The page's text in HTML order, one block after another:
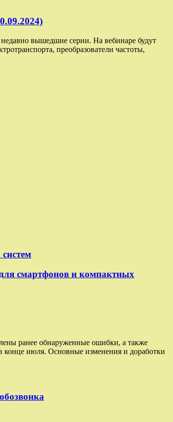
вышедшие серии. На вебинаре будут
преобразователи частоты,
смартфонов и компактных
ранее обнаруженные ошибки, а также
конце июля. Основные изменения и доработки